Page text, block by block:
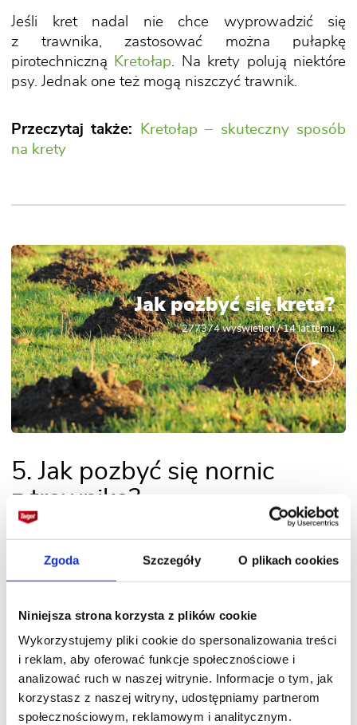
Zgoda Szczegóły O plikach cookies
Niniejsza strona korzysta z plików cookie
Wykorzystujemy pliki cookie do spersonalizowania treści
i reklam, aby oferować funkcje społecznościowe i
analizować ruch w naszej witrynie. Informacje o tym, jak
korzystasz z naszej witryny, udostępniamy partnerom
społecznościowym, reklamowym i analitycznym.
Jeśli kret nadal nie chce wyprowadzić się
z trawnika, zastosować można pułapkę
pirotechniczną
Kretołap. Na krety polują niektóre
psy. Jednak one też mogą niszczyć trawnik.
Przeczytaj także:
Kretołap – skuteczny sposób
na krety
Jak pozbyć się kreta?
277374wyświetleń /14 lat temu
5. Jak pozbyć się nornic
z trawnika?
Nornica to mały ssak (około 10 cm długości,
nie licząc ogona), spokrewniony z chomikami.
pod powierzchnią ziemi.Szczególnie lubi
Zasiedla ogrody położone blisko lasów
i zagajników, zwłaszcza na przełomie lata i jesieni.
Jeżeli nie zostanie spłoszona, może zniszczyć
trawnik w kilka dni (żyje w koloniach).